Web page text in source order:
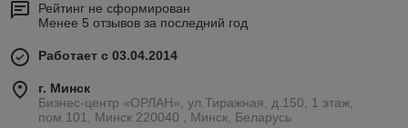
Рейтинг не сформирован
Менее 5 отзывов за последний год
Работает с 03.04.2014
г. Минск
Бизнес-центр «ОРЛАН», ул.Тиражная, д.150, 1 этаж,
пом.101, Минск 220040 , Минск, Беларусь